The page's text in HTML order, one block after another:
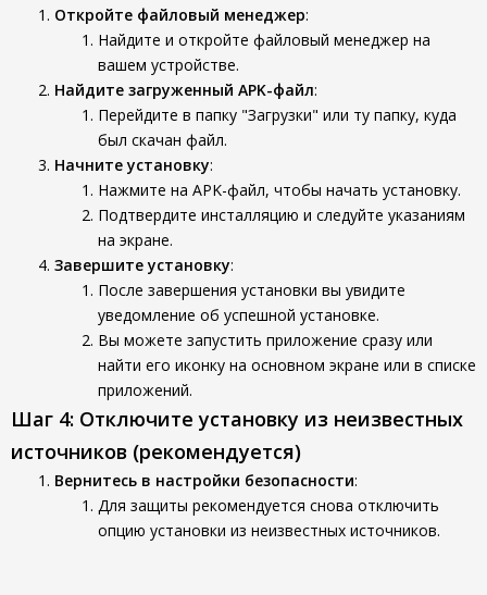
Откройте файловый менеджер:
Найдите и откройте файловый менеджер на
вашем устройстве.
Найдите загруженный APK-файл:
Перейдите в папку "Загрузки" или ту папку, куда
был скачан файл.
Начните установку:
Нажмите на APK-файл, чтобы начать установку.
Подтвердите инсталляцию и следуйте указаниям
на экране.
Завершите установку:
После завершения установки вы увидите
уведомление об успешной установке.
Вы можете запустить приложение сразу или
найти его иконку на основном экране или в списке
приложений.
Шаг 4: Отключите установку из неизвестных
источников (рекомендуется)
Вернитесь в настройки безопасности:
Для защиты рекомендуется снова отключить
опцию установки из неизвестных источников.